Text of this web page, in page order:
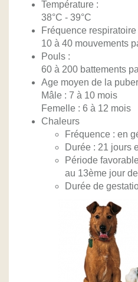
Température :
38°C - 39°C
Fréquence respiratoire
10 à 40 mouvements
Pouls :
60 à 200 battements
Age moyen de la
Mâle : 7 à 10 mois
Femelle : 6 à 12 mois
Chaleurs
Fréquence : en
Durée : 21 jours
Période
au 13ème jour
Durée de